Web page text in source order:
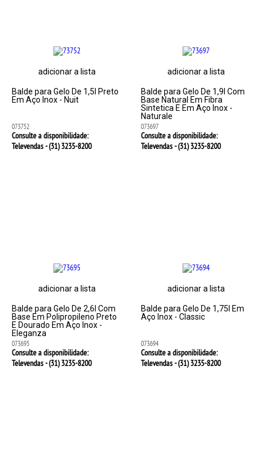
adicionar a lista
Balde para Gelo De 1,5l Preto
Em Aço Inox - Nuit
073752
Consulte a disponibilidade:
Televendas - (31)3235-8200
adicionar a lista
Balde para Gelo De 1,9l Com
Base Natural Em Fibra
Sintetica E Em Aço Inox -
Naturale
073697
Consulte a disponibilidade:
Televendas - (31)3235-8200
adicionar a lista
Balde para Gelo De 2,6l Com
Base Em Polipropileno Preto
E Dourado Em Aço Inox -
Eleganza
073695
Consulte a disponibilidade:
Televendas - (31)3235-8200
adicionar a lista
Balde para Gelo De 1,75l Em
Aço Inox - Classic
073694
Consulte a disponibilidade:
Televendas - (31)3235-8200